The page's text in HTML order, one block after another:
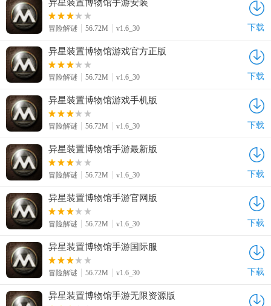
异星装置博物馆手游安装
冒险解谜 56.72M v1.6_30 下载
异星装置博物馆游戏官方正版
冒险解谜 56.72M v1.6_30 下载
异星装置博物馆游戏手机版
冒险解谜 56.72M v1.6_30 下载
异星装置博物馆手游最新版
冒险解谜 56.72M v1.6_30 下载
异星装置博物馆手游官网版
冒险解谜 56.72M v1.6_30 下载
异星装置博物馆手游国际服
冒险解谜 56.72M v1.6_30 下载
异星装置博物馆手游无限资源版